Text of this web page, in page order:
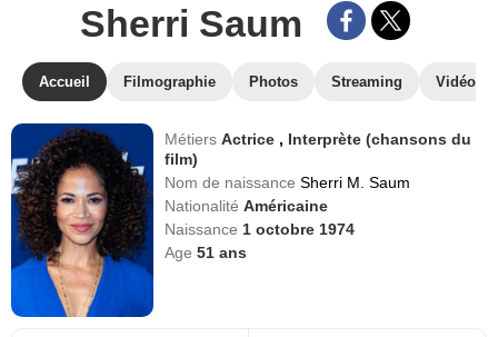
Sherri Saum
Accueil Filmographie Photos Streaming Vidéos
MétiersActrice , Interprète (chansons du
film)
Nom de naissanceSherri M. Saum
NationalitéAméricaine
Naissance 1 octobre 1974
Age51 ans